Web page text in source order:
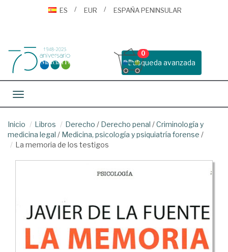
ES
EUR ESPAÑA PENINSULAR
Busqueda avanzada
0
Toggle navigation
Inicio Libros Derecho / Derecho penal /Criminología y
medicina legal / Medicina, psicología y psiquiatría forense /
La memoria de los testigos